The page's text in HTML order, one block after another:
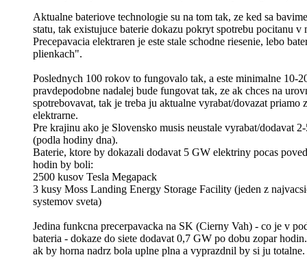
Aktualne bateriove technologie su na tom tak, ze ked sa
statu, tak existujuce baterie dokazu pokryt spotrebu pocitanu v
Precepavacia elektraren je este stale schodne riesenie, lebo
plienkach".
Poslednych 100 rokov to fungovalo tak, a este minimalne 10-
pravdepodobne nadalej bude fungovat tak, ze ak chces na
spotrebovavat, tak je treba ju aktualne vyrabat/dovazat priamo
elektrarne.
Pre krajinu ako je Slovensko musis neustale vyrabat/dodavat
(podla hodiny dna).
Baterie, ktore by dokazali dodavat 5 GW elektriny pocas
hodin by boli:
2500 kusov Tesla Megapack
3 kusy Moss Landing Energy Storage Facility (jeden z
systemov sveta)
Jedina funkcna precerpavacka na SK (Cierny Vah) - co je v
bateria - dokaze do siete dodavat 0,7 GW po dobu zopar
ak by horna nadrz bola uplne plna a vyprazdnil by si ju totalne.